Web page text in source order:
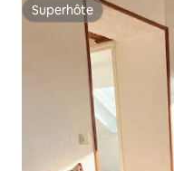
Superhôte
Superhôte